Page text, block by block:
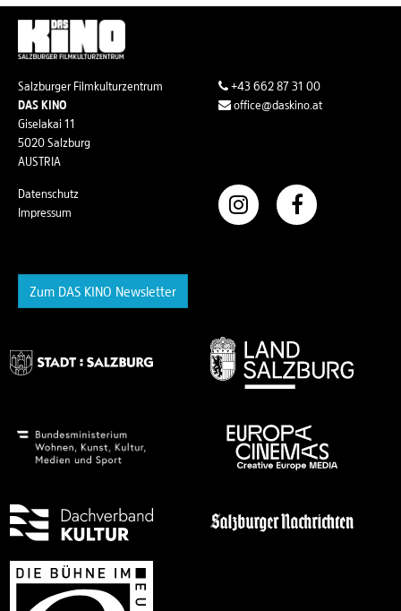
Salzburger Filmkulturzentrum
DAS KINO
Giselakai 11
5020 Salzburg
AUSTRIA
+43 662 87 31 00
office@daskino.at
Datenschutz
Impressum
Zum DAS KINO Newsletter